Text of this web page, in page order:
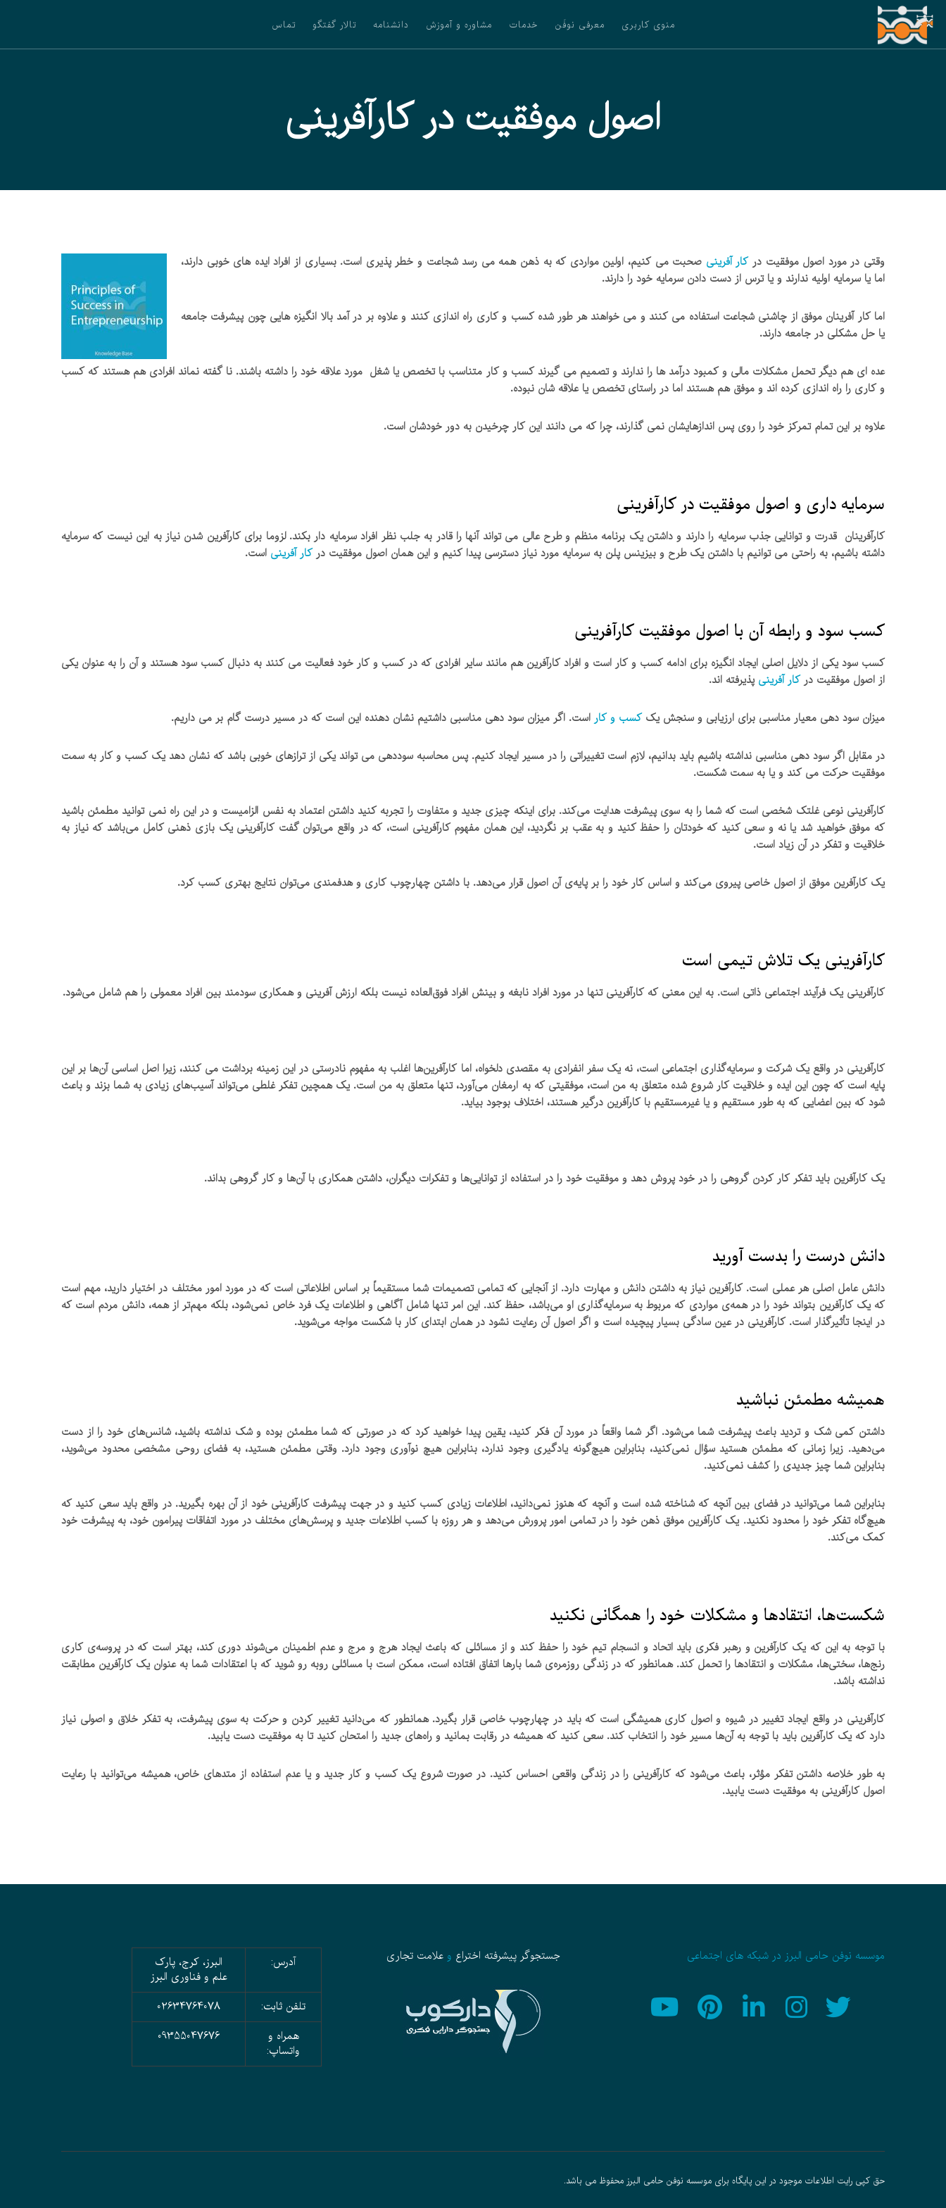
منوی کاربری معرفی نوفَن خدمات مشاوره و آموزش دانشنامه تالار گفتگو تماس
اصول موفقیت در کارآفرینی
وقتی در مورد اصول موفقیت درکار آفرینی صحبت می کنیم، اولین مواردی که به ذهن همه می رسد شجاعت و خطر پذیری است. بسیاری از افراد ایده های خوبی دارند،
اما یا سرمایه اولیه ندارند و یا ترس از دست دادن سرمایه خود را دارند.
اما کار آفرینان موفق از چاشنی شجاعت استفاده می کنند و می خواهند هر طور شده کسب و کاری راه اندازی کنند و علاوه بر در آمد بالا انگیزه هایی چون پیشرفت جامعه
یا حل مشکلی در جامعه دارند.
عده ای هم دیگر تحمل مشکلات مالی و کمبود درآمد ها را ندارند و تصمیم می گیرند کسب و کار متناسب با تخصص یا شغل مورد علاقه خود را داشته باشند. نا گفته نماند افرادی هم هستند که کسب
و کاری را راه اندازی کرده اند و موفق هم هستند اما در راستای تخصص یا علاقه شان نبوده.
علاوه بر این تمام تمرکز خود را روی پس اندازهایشان نمی گذارند، چرا که می دانند این کار چرخیدن به دور خودشان است.
سرمایه داری و اصول موفقیت در کارآفرینی
کارآفرینان قدرت و توانایی جذب سرمایه را دارند و داشتن یک برنامه منظم و طرح عالی می تواند آنها را قادر به جلب نظر افراد سرمایه دار بکند. لزوما برای کارآفرین شدن نیاز به این نیست که سرمایه
داشته باشیم، به راحتی می توانیم با داشتن یک طرح و بیزینس پلن به سرمایه مورد نیاز دسترسی پیدا کنیم و این همان اصول موفقیت درکار آفرینی است.
کسب سود و رابطه آن با اصول موفقیت کارآفرینی
کسب سود یکی از دلایل اصلی ایجاد انگیزه برای ادامه کسب و کار است و افراد کارآفرین هم مانند سایر افرادی که در کسب و کار خود فعالیت می کنند به دنبال کسب سود هستند و آن را به عنوان یکی
از اصول موفقیت درکار آفرینی پذیرفته اند.
میزان سود دهی معیار مناسبی برای ارزیابی و سنجش یککسب و کار است. اگر میزان سود دهی مناسبی داشتیم نشان دهنده این است که در مسیر درست گام بر می داریم.
در مقابل اگر سود دهی مناسبی نداشته باشیم باید بدانیم، لازم است تغییراتی را در مسیر ایجاد کنیم. پس محاسبه سوددهی می تواند یکی از ترازهای خوبی باشد که نشان دهد یک کسب و کار به سمت
موفقیت حرکت می کند و یا به سمت شکست.
کارآفرینی نوعی غلتک شخصی است که شما را به سوی پیشرفت هدایت می‌کند. برای اینکه چیزی جدید و متفاوت را تجربه کنید داشتن اعتماد به نفس الزامیست و در این راه نمی توانید مطمئن باشید
که موفق خواهید شد یا نه و سعی کنید که خودتان را حفظ کنید و به عقب بر نگردید، این همان مفهوم کارآفرینی است، که در واقع می‌توان گفت کارآفرینی یک بازی ذهنی کامل می‌باشد که نیاز به
خلاقیت و تفکر در آن زیاد است.
یک کارآفرین موفق از اصول خاصی پیروی می‌کند و اساس کار خود را بر پایه‌ی آن اصول قرار می‌دهد. با داشتن چهارچوب کاری و هدفمندی می‌توان نتایج بهتری کسب کرد.
کارآفرینی یک تلاش تیمی است
کارآفرینی یک فرآیند اجتماعی ذاتی است. به این معنی که کارآفرینی تنها در مورد افراد نابغه و بینش افراد فوق‌العاده نیست بلکه ارزش‌ آفرینی و همکاری سودمند بین افراد معمولی را هم شامل می‌شود.
کارآفرینی در واقع یک شرکت و سرمایه‌گذاری اجتماعی است، نه یک سفر انفرادی به مقصدی دلخواه، اما کارآفرین‌ها اغلب به مفهوم نادرستی در این زمینه برداشت می کنند، زیرا اصل اساسی آن‌ها بر این
پایه است که چون این ایده و خلاقیت کار شروع شده متعلق به من است، موفقیتی که به ارمغان می‌آورد، تنها متعلق به من است. یک همچین تفکر غلطی می‌تواند آسیب‌های زیادی به شما بزند و باعث
شود که بین اعضایی که به طور مستقیم و یا غیرمستقیم با کارآفرین درگیر هستند، اختلاف بوجود بیاید.
یک کارآفرین باید تفکر کار کردن گروهی را در خود پروش دهد و موفقیت خود را در استفاده از توانایی‌ها و تفکرات دیگران، داشتن همکاری با آن‌ها و کار گروهی بداند.
دانش درست را بدست آورید
دانش عامل اصلی هر عملی است. کارآفرین نیاز به داشتن دانش و مهارت دارد. از آنجایی که تمامی تصمیمات شما مستقیماً بر اساس اطلاعاتی است که در مورد امور مختلف در اختیار دارید، مهم است
که یک کارآفرین بتواند خود را در همه‌ی مواردی که مربوط به سرمایه‌گذاری او می‌باشد، حفظ کند. این امر تنها شامل آگاهی و اطلاعات یک فرد خاص نمی‌شود، بلکه مهم‌تر از همه، دانش مردم است که
در اینجا تأثیرگذار است. کارآفرینی در عین سادگی بسیار پیچیده است و اگر اصول آن رعایت نشود در همان ابتدای کار با شکست مواجه می‌شوید.
همیشه مطمئن نباشید
داشتن کمی شک و تردید باعث پیشرفت شما می‌شود. اگر شما واقعاً در مورد آن فکر کنید، یقین پیدا خواهید کرد که در صورتی که شما مطمئن بوده و شک نداشته باشید، شانس‌های خود را از دست
می‌دهید. زیرا زمانی که مطمئن هستید سؤال نمی‌کنید، بنابراین هیچ‌گونه یادگیری وجود ندارد، بنابراین هیچ نوآوری وجود دارد. وقتی مطمئن هستید، به فضای روحی مشخصی محدود می‌شوید،
بنابراین شما چیز جدیدی را کشف نمی‌کنید.
بنابراین شما می‌توانید در فضای بین آنچه که شناخته شده است و آنچه که هنوز نمی‌دانید، اطلاعات زیادی کسب کنید و در جهت پیشرفت کارآفرینی خود از آن بهره بگیرید.در واقع باید سعی کنید که
هیچ‌گاه تفکر خود را محدود نکنید. یک کارآفرین موفق ذهن خود را در تمامی امور پرورش می‌دهد و هر روزه با کسب اطلاعات جدید و پرسش‌های مختلف در مورد اتفاقات پیرامون خود، به پیشرفت خود
کمک می‌کند.
شکست‌ها، انتقاد‌ها و مشکلات خود را همگانی نکنید
با توجه به این که یک کارآفرین و رهبر فکری باید اتحاد و انسجام تیم خود را حفظ کند و از مسائلی که باعث ایجاد هرج و مرج و عدم اطمینان می‌شوند دوری کند، بهتر است که در پروسه‌ی کاری
رنج‌ها، سختی‌ها، مشکلات و انتقاد‌ها را تحمل کند. همانطور که در زندگی روزمره‌ی شما بارها اتفاق افتاده است، ممکن است با مسائلی روبه رو شوید که با اعتقادات شما به عنوان یک کارآفرین مطابقت
نداشته باشد.
کارآفرینی در واقع ایجاد تغییر در شیوه و اصول کاری همیشگی است که باید در چهارچوب خاصی قرار بگیرد. همانطور که می‌دانید تغییر کردن و حرکت به سوی پیشرفت، به تفکر خلاق و اصولی نیاز
دارد که یک کارآفرین باید با توجه به آن‌ها مسیر خود را انتخاب کند. سعی کنید که همیشه در رقابت بمانید و راه‌های جدید را امتحان کنید تا به موفقیت دست یابید.
به طور خلاصه داشتن تفکر مؤثر، باعث می‌شود که کارآفرینی را در زندگی واقعی احساس کنید. در صورت شروع یک کسب و کار جدید و یا عدم استفاده از متد‌های خاص، همیشه می‌توانید با رعایت
اصول کارآفرینی به موفقیت دست یابید.
موسسه نوفن حامی البرز در شبکه های اجتماعی جستجوگر پیشرفته اختراع وعلامت تجاری آدرس:
البرز، کرج، پارک
علم و فناوری البرز
تلفن ثابت:
02634764078
همراه و
واتساپ:
09355047676
حق کپی رایت اطلاعات موجود در این پایگاه برای موسسه نوفن حامی البرز محفوظ می باشد.